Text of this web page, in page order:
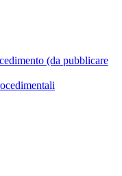
(da pubblicare